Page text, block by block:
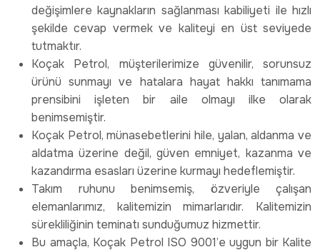
değişimlere kaynakların sağlanması kabiliyeti ile hızlı
şekilde cevap vermek ve kaliteyi en üst seviyede
tutmaktır.
Koçak Petrol, müşterilerimize güvenilir, sorunsuz
ürünü sunmayı ve hatalara hayat hakkı tanımama
prensibini işleten bir aile olmayı ilke olarak
benimsemiştir.
Koçak Petrol, münasebetlerini hile, yalan, aldanma ve
aldatma üzerine değil, güven emniyet, kazanma ve
kazandırma esasları üzerine kurmayı hedeflemiştir.
Takım ruhunu benimsemiş, özveriyle çalışan
elemanlarımız, kalitemizin mimarlarıdır. Kalitemizin
sürekliliğinin teminatı sunduğumuz hizmettir.
Bu amaçla, Koçak Petrol ISO 9001’e uygun bir Kalite